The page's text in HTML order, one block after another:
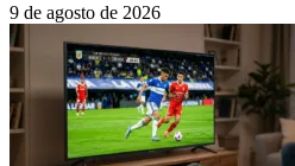
9 de agosto de 2026